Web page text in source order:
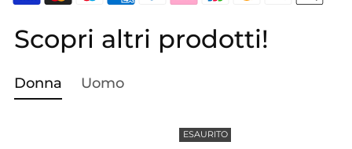
Aggiungere
un
al
Scopri altri prodotti!
Donna Uomo
ESAURITO